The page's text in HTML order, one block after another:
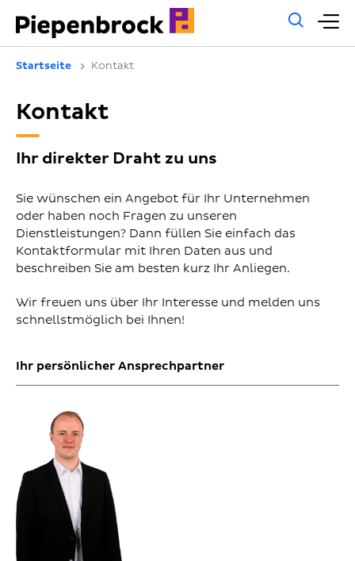
Startseite Kontakt
Kontakt
Ihr direkter Draht zu uns
Sie wünschen ein Angebot für Ihr Unternehmen
oder haben noch Fragen zu unseren
Dienstleistungen? Dann füllen Sie einfach das
Kontaktformular mit Ihren Daten aus und
beschreiben Sie am besten kurz Ihr Anliegen.
Wir freuen uns über Ihr Interesse und melden uns
schnellstmöglich bei Ihnen!
Ihr persönlicher Ansprechpartner